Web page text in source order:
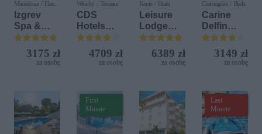
Macedonia / Elen
Kamen
Izgrev
Spa &
Aquapark
3175 zł
za osobę
Włochy / Terrasini
CDS
Hotels
Terrasini
(ex. Citta
del Mare)
4709 zł
za osobę
Kenia / Diani
Leisure
Lodge
Beach &
Golf
Resort by
6389 zł
za osobę
Czarnogóra / Bijela
Carine
Delfin
Bijela (ex.
Iberostar
Bijela
3149 zł
za osobę
First
Minute
Last
Minute